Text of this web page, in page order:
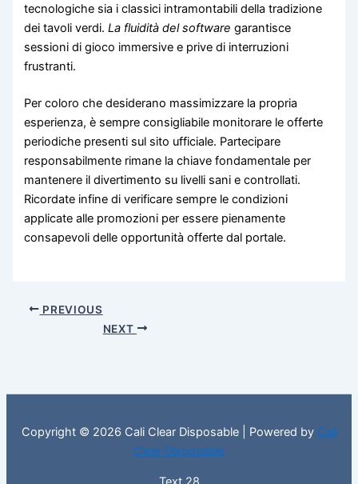
tecnologiche sia i classici intramontabili della tradizione
dei tavoli verdi.La fluidità del software garantisce
sessioni di gioco immersive e prive di interruzioni
frustranti.
Per coloro che desiderano massimizzare la propria
esperienza, è sempre consigliabile monitorare le offerte
periodiche presenti sul sito ufficiale. Partecipare
responsabilmente rimane la chiave fondamentale per
mantenere il divertimento su livelli sani e controllati.
Ricordate infine di verificare sempre le condizioni
applicate alle promozioni per essere pienamente
consapevoli delle opportunità offerte dal portale.
PREVIOUS
NEXT
Copyright © 2026 Cali Clear Disposable | Powered by Cali
Clear Disposable